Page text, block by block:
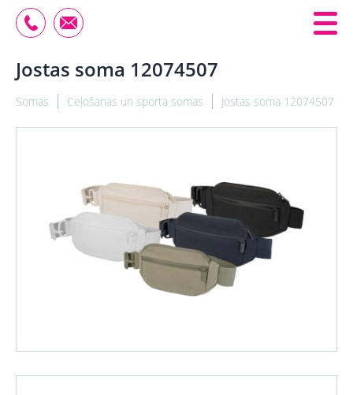
Jostas soma 12074507
Somas Ceļošanas un sporta somas Jostas soma 12074507